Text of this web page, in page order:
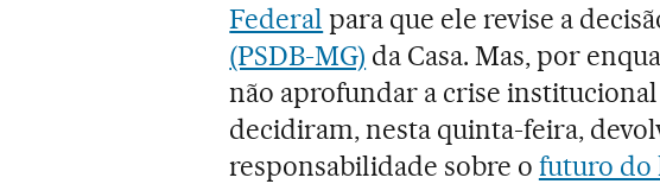
Federal para que ele revise a
(PSDB-MG) da Casa. Mas, por
não aprofundar a crise
decidiram, nesta quinta-feira,
responsabilidade sobre o futuro do